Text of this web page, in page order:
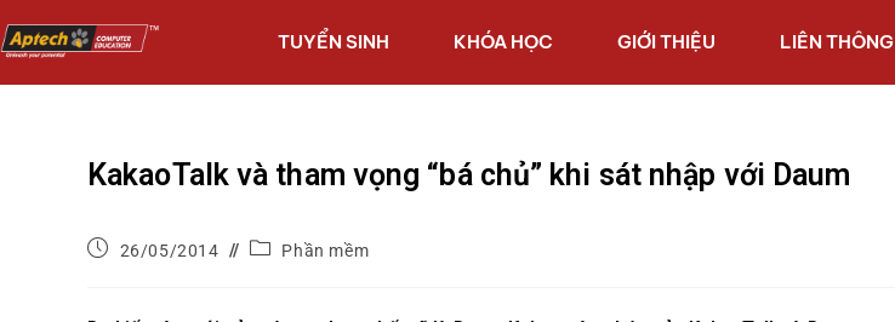
TUYỂN SINH KHÓA HỌC GIỚI THIỆU LIÊN THÔNG
KakaoTalk và tham vọng “bá chủ” khi sát nhập với Daum
26/05/2014 Phần mềm